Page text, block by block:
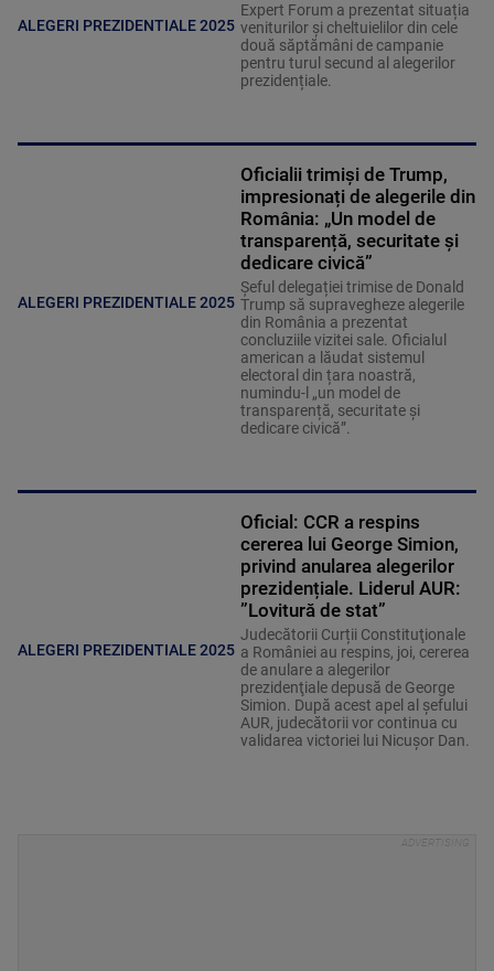
ALEGERI PREZIDENTIALE 2025
Expert Forum a prezentat situația
veniturilor și cheltuielilor din cele
două săptămâni de campanie
pentru turul secund al alegerilor
prezidențiale.
ALEGERI PREZIDENTIALE 2025
Oficialii trimiși de Trump,
impresionați de alegerile din
România: „Un model de
transparență, securitate și
dedicare civică”
Șeful delegației trimise de Donald
Trump să supravegheze alegerile
din România a prezentat
concluziile vizitei sale. Oficialul
american a lăudat sistemul
electoral din țara noastră,
numindu-l „un model de
transparență, securitate și
dedicare civică”.
ALEGERI PREZIDENTIALE 2025
Oficial: CCR a respins
cererea lui George Simion,
privind anularea alegerilor
prezidențiale. Liderul AUR:
”Lovitură de stat”
Judecătorii Curții Constituţionale
a României au respins, joi, cererea
de anulare a alegerilor
prezidenţiale depusă de George
Simion. După acest apel al șefului
AUR, judecătorii vor continua cu
validarea victoriei lui Nicușor Dan.